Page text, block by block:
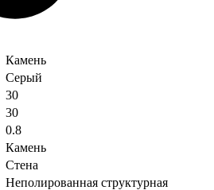
Камень
Серый
30
30
0.8
Камень
Стена
Неполированная структурная